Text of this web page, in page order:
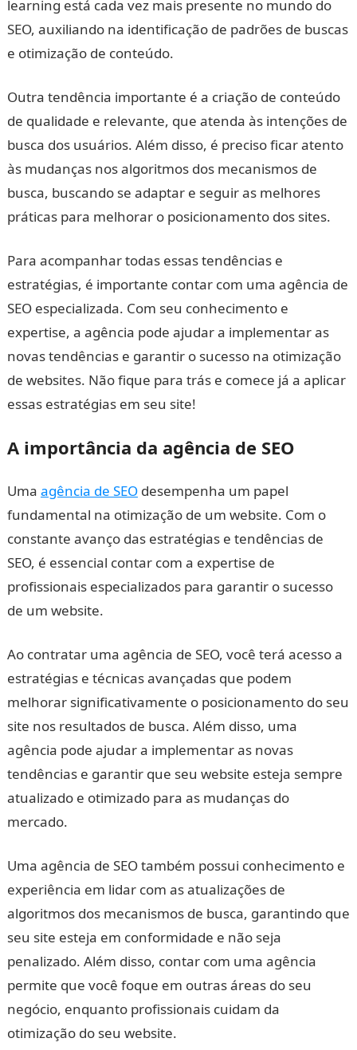
learning está cada vez mais presente no mundo do
SEO, auxiliando na identificação de padrões de buscas
e otimização de conteúdo.
Outra tendência importante é a criação de conteúdo
de qualidade e relevante, que atenda às intenções de
busca dos usuários. Além disso, é preciso ficar atento
às mudanças nos algoritmos dos mecanismos de
busca, buscando se adaptar e seguir as melhores
práticas para melhorar o posicionamento dos sites.
Para acompanhar todas essas tendências e
estratégias, é importante contar com uma agência de
SEO especializada. Com seu conhecimento e
expertise, a agência pode ajudar a implementar as
novas tendências e garantir o sucesso na otimização
de websites. Não fique para trás e comece já a aplicar
essas estratégias em seu site!
A importância da agência de SEO
Uma agência de SEOdesempenha um papel
fundamental na otimização de um website. Com o
constante avanço das estratégias e tendências de
SEO, é essencial contar com a expertise de
profissionais especializados para garantir o sucesso
de um website.
Ao contratar uma agência de SEO, você terá acesso a
estratégias e técnicas avançadas que podem
melhorar significativamente o posicionamento do seu
site nos resultados de busca. Além disso, uma
agência pode ajudar a implementar as novas
tendências e garantir que seu website esteja sempre
atualizado e otimizado para as mudanças do
mercado.
Uma agência de SEO também possui conhecimento e
experiência em lidar com as atualizações de
algoritmos dos mecanismos de busca, garantindo que
seu site esteja em conformidade e não seja
penalizado. Além disso, contar com uma agência
permite que você foque em outras áreas do seu
negócio, enquanto profissionais cuidam da
otimização do seu website.